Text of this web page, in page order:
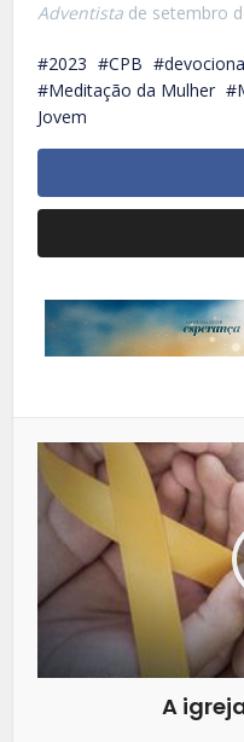
Adventista de setembro
2023 CPB
Meditação da Mulher
Jovem
A